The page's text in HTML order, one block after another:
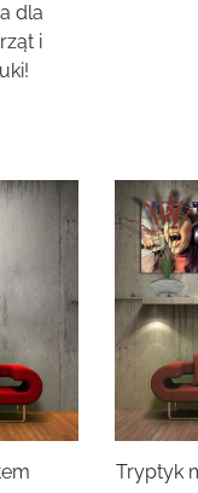
dla
i
Tryptyk